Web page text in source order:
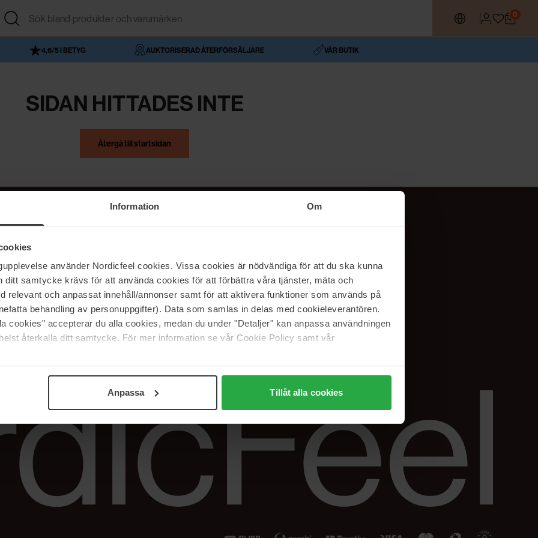
Information Om
använder Nordicfeel cookies. Vissa cookies är nödvändiga för att du ska kunna
ditt samtycke krävs för att använda cookies för att förbättra våra tjänster, mäta och
relevant och anpassat innehåll/annonser samt för att aktivera funktioner som används på
behandling av personuppgifter). Data som samlas in delas med cookieleverantören.
cookies" accepterar du alla cookies, medan du under "Detaljer" kan anpassa användningen
återkalla ditt samtycke. För mer information se vår Cookie Policy samt vår
Anpassa Tillåt alla cookies
0
4,6/5 I BETYG AUKTORISERAD ÅTERFÖRSÄLJARE VÅR BUTIK
SIDAN HITTADES INTE
Återgå till startsidan
NordicFeel
Vår butik
Våra varumärken
Jobba hos oss
Samarbeta med oss
The Beauty Edit
Hjälp
FAQ
Spåra min beställning
Returer &
reklamationer
Följ oss
Facebook
Instagram
Linkedin